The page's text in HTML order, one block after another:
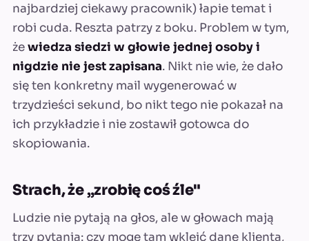
najbardziej ciekawy pracownik) łapie temat i
robi cuda. Reszta patrzy z boku. Problem w tym,
żewiedza siedzi w głowie jednej osoby i
nigdzie nie jest zapisana. Nikt nie wie, że dało
się ten konkretny mail wygenerować w
trzydzieści sekund, bo nikt tego nie pokazał na
ich przykładzie i nie zostawił gotowca do
skopiowania.
Strach, że „zrobię coś źle"
Ludzie nie pytają na głos, ale w głowach mają
trzy pytania: czy mogę tam wkleić dane klienta,